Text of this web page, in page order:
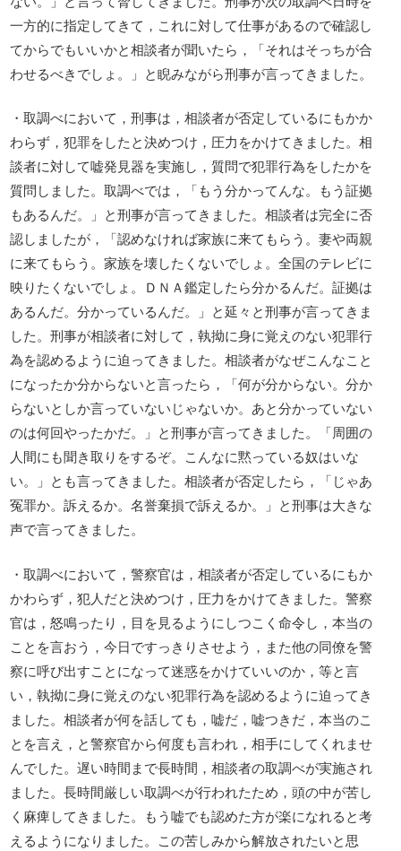
一方的に指定してきて，これに対して仕事があるので確認し
てからでもいいかと相談者が聞いたら，「それはそっちが合
わせるべきでしょ。」と睨みながら刑事が言ってきました。
・取調べにおいて，刑事は，相談者が否定しているにもかか
わらず，犯罪をしたと決めつけ，圧力をかけてきました。相
談者に対して嘘発見器を実施し，質問で犯罪行為をしたかを
質問しました。取調べでは，「もう分かってんな。もう証拠
もあるんだ。」と刑事が言ってきました。相談者は完全に否
認しましたが，「認めなければ家族に来てもらう。妻や両親
に来てもらう。家族を壊したくないでしょ。全国のテレビに
映りたくないでしょ。ＤＮＡ鑑定したら分かるんだ。証拠は
あるんだ。分かっているんだ。」と延々と刑事が言ってきま
した。刑事が相談者に対して，執拗に身に覚えのない犯罪行
為を認めるように迫ってきました。相談者がなぜこんなこと
になったか分からないと言ったら，「何が分からない。分か
らないとしか言っていないじゃないか。あと分かっていない
のは何回やったかだ。」と刑事が言ってきました。「周囲の
人間にも聞き取りをするぞ。こんなに黙っている奴はいな
い。」とも言ってきました。相談者が否定したら，「じゃあ
冤罪か。訴えるか。名誉棄損で訴えるか。」と刑事は大きな
声で言ってきました。
・取調べにおいて，警察官は，相談者が否定しているにもか
かわらず，犯人だと決めつけ，圧力をかけてきました。警察
官は，怒鳴ったり，目を見るようにしつこく命令し，本当の
ことを言おう，今日ですっきりさせよう，また他の同僚を警
察に呼び出すことになって迷惑をかけていいのか，等と言
い，執拗に身に覚えのない犯罪行為を認めるように迫ってき
ました。相談者が何を話しても，嘘だ，嘘つきだ，本当のこ
とを言え，と警察官から何度も言われ，相手にしてくれませ
んでした。遅い時間まで長時間，相談者の取調べが実施され
ました。長時間厳しい取調べが行われたため，頭の中が苦し
く麻痺してきました。もう嘘でも認めた方が楽になれると考
えるようになりました。この苦しみから解放されたいと思